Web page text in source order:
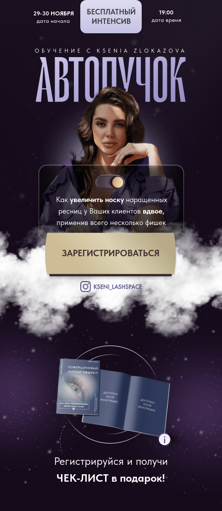
ОБУЧЕНИЕ С KSENIA ZLOKAZOVA
АВТОПУЧОК
Как увеличить носку наращенных
ресниц у Ваших клиентов вдвое,
применив всего несколько фишек
Регистрируйся и получи
ЧЕК-ЛИСТ в подарок!
ЗАРЕГИСТРИРОВАТЬСЯ
дата начала
29-30 НОЯБРЯ
дата время
19:00
БЕСПЛАТНЫЙ
ИНТЕНСИВ